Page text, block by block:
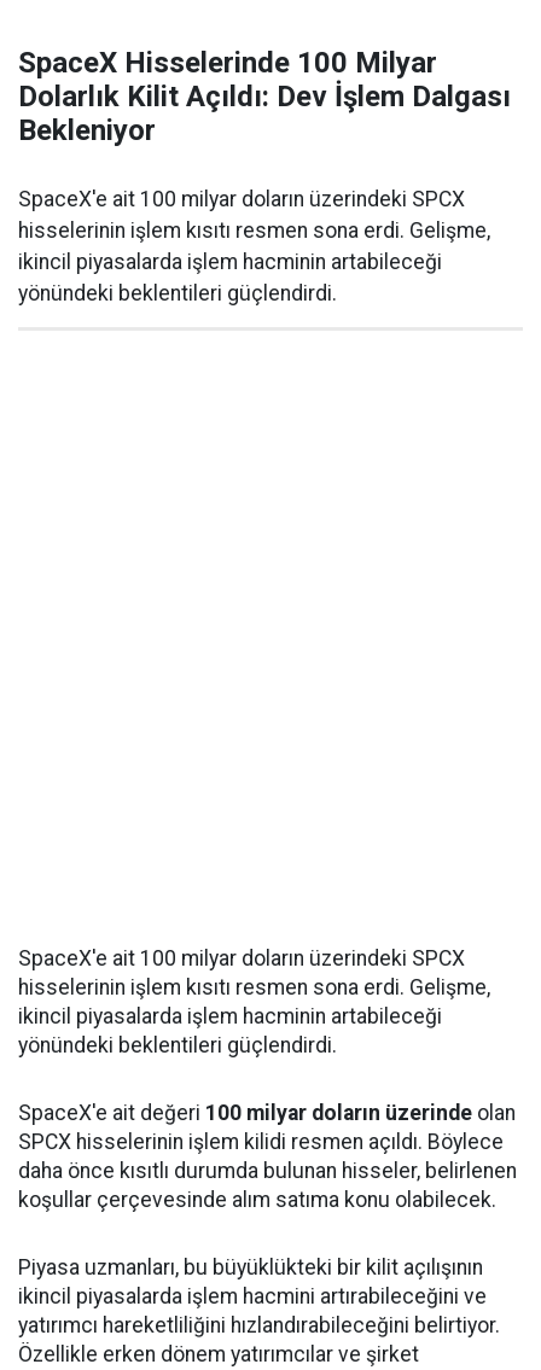
SpaceX Hisselerinde 100 Milyar
Dolarlık Kilit Açıldı: Dev İşlem Dalgası
Bekleniyor
SpaceX'e ait 100 milyar doların üzerindeki SPCX
hisselerinin işlem kısıtı resmen sona erdi. Gelişme,
ikincil piyasalarda işlem hacminin artabileceği
yönündeki beklentileri güçlendirdi.
SpaceX'e ait 100 milyar doların üzerindeki SPCX
hisselerinin işlem kısıtı resmen sona erdi. Gelişme,
ikincil piyasalarda işlem hacminin artabileceği
yönündeki beklentileri güçlendirdi.
SpaceX'e ait değeri 100 milyar doların üzerinde olan
SPCX hisselerinin işlem kilidi resmen açıldı. Böylece
daha önce kısıtlı durumda bulunan hisseler, belirlenen
koşullar çerçevesinde alım satıma konu olabilecek.
Piyasa uzmanları, bu büyüklükteki bir kilit açılışının
ikincil piyasalarda işlem hacmini artırabileceğini ve
yatırımcı hareketliliğini hızlandırabileceğini belirtiyor.
Özellikle erken dönem yatırımcılar ve şirket